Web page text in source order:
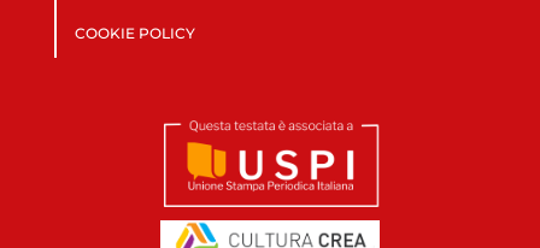
COOKIE POLICY